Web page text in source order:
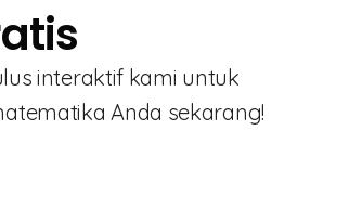
interaktif kami untuk
Anda sekarang!